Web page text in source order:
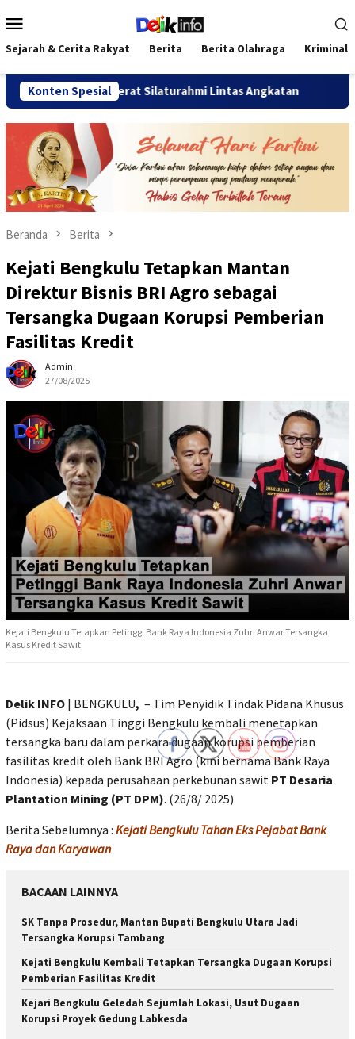
ke
kontenMobile
Sejarah & Cerita Rakyat Berita Berita Olahraga Kriminal
Konten Spesial
Pererat Silaturahmi Lintas Angkatan Jalan Sehat
Beranda Berita
Kejati Bengkulu Tetapkan Mantan
Direktur Bisnis BRI Agro sebagai
Tersangka Dugaan Korupsi Pemberian
Fasilitas Kredit
Admin
27/08/2025
Kejati Bengkulu Tetapkan Petinggi Bank Raya Indonesia Zuhri Anwar Tersangka
Kasus Kredit Sawit
Delik INFO | BENGKULU, – Tim Penyidik Tindak Pidana Khusus
(Pidsus) Kejaksaan Tinggi Bengkulu kembali menetapkan
tersangka baru dalam perkara dugaan korupsi pemberian
fasilitas kredit oleh Bank BRI Agro (kini bernama Bank Raya
Indonesia) kepada perusahaan perkebunan sawit PT Desaria
Plantation Mining (PT DPM). (26/8/ 2025)
Berita Sebelumnya : Kejati Bengkulu Tahan Eks Pejabat Bank
Raya dan Karyawan
BACAAN LAINNYA
SK Tanpa Prosedur, Mantan Bupati Bengkulu Utara Jadi
Tersangka Korupsi Tambang
Kejati Bengkulu Kembali Tetapkan Tersangka Dugaan Korupsi
Pemberian Fasilitas Kredit
Kejari Bengkulu Geledah Sejumlah Lokasi, Usut Dugaan
Korupsi Proyek Gedung Labkesda